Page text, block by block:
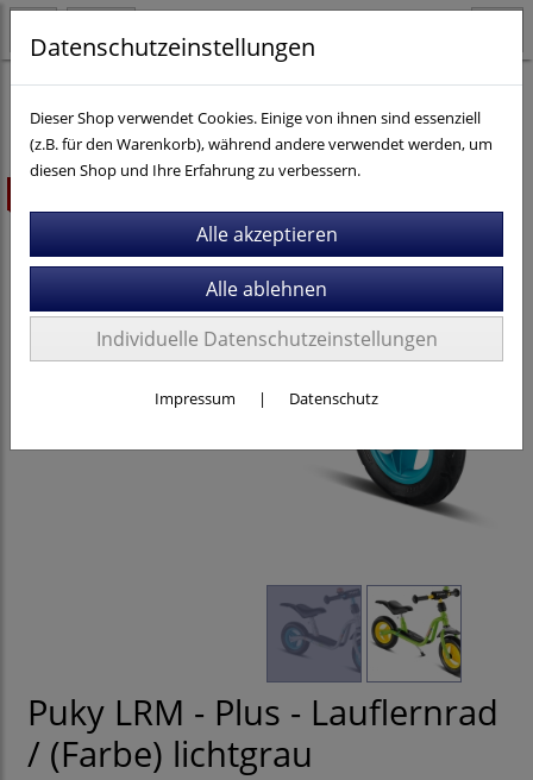
Kinder- / Jugendräder
Puky LRM - Plus - Lauflernrad
/ (Farbe) lichtgrau
Datenschutzeinstellungen
Dieser Shop verwendet Cookies. Einige von ihnen sind essenziell
(z.B. für den Warenkorb), während andere verwendet werden, um
diesen Shop und Ihre Erfahrung zu verbessern.
Individuelle Datenschutzeinstellungen
Impressum | Datenschutz